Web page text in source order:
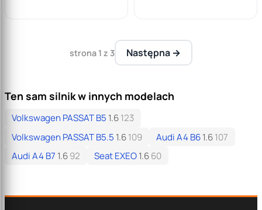
strona 1 z 3 Następna →
Ten sam silnik w innych modelach
Volkswagen PASSAT B5 1.6123
Volkswagen PASSAT B5.5 1.6109 Audi A4 B61.6107
Audi A4 B7 1.692 Seat EXEO1.660